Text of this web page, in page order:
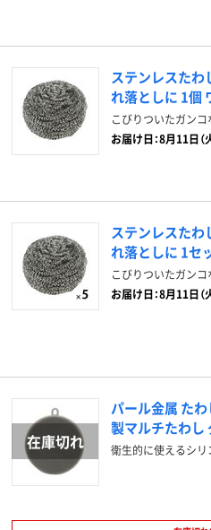
ステンレスたわ
れ落としに 1個
こびりついたガンコ
お届け日：8月11日（
ステンレスたわ
れ落としに 1セ
こびりついたガンコ
お届け日：8月11日（
パール金属 た
製マルチたわし
衛生的に使えるシ